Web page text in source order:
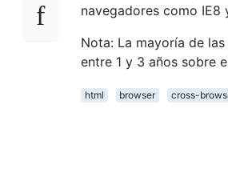
navegadores como IE8
Nota: La mayoría de
entre 1 y 3 años sobre
html browser cross-